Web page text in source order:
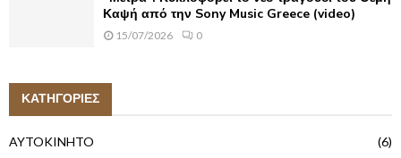
Καψή από την Sony Music Greece (video)
15/07/2026 0
ΚΑΤΗΓΟΡΙΕΣ
AYTOKINHTO
(6)